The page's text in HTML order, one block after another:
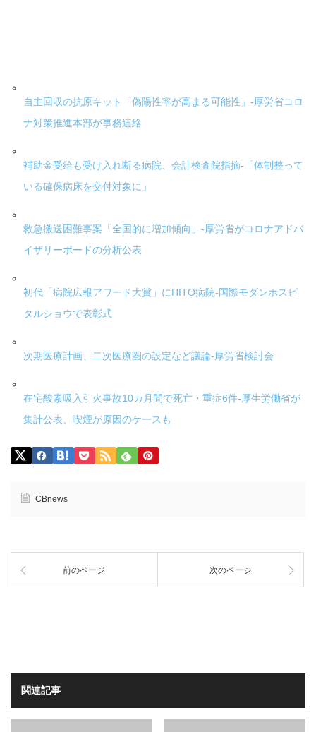
自主回収の抗原キット「偽陽性率が高まる可能性」-厚労省コロ
ナ対策推進本部が事務連絡
補助金受給も受け入れ断る病院、会計検査院指摘-「体制整って
いる確保病床を交付対象に」
救急搬送困難事案「全国的に増加傾向」-厚労省がコロナアドバ
イザリーボードの分析公表
初代「病院広報アワード大賞」にHITO病院-国際モダンホスピ
タルショウで表彰式
次期医療計画、二次医療圏の設定など議論-厚労省検討会
在宅酸素吸入引火事故10カ月間で死亡・重症6件-厚生労働省が
集計公表、喫煙が原因のケースも
CBnews
前のページ 次のページ
関連記事